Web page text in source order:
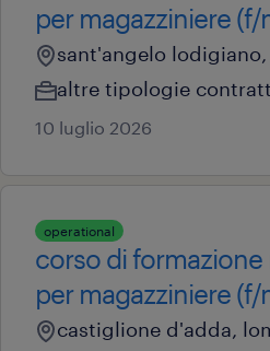
per magazziniere
sant'angelo
altre tipologie
10 luglio 2026
operational
corso di
per magazziniere
castiglione d'adda,